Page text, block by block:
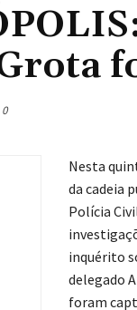
0
Nesta
da cadeia
Polícia
inquérito
delegado
foram